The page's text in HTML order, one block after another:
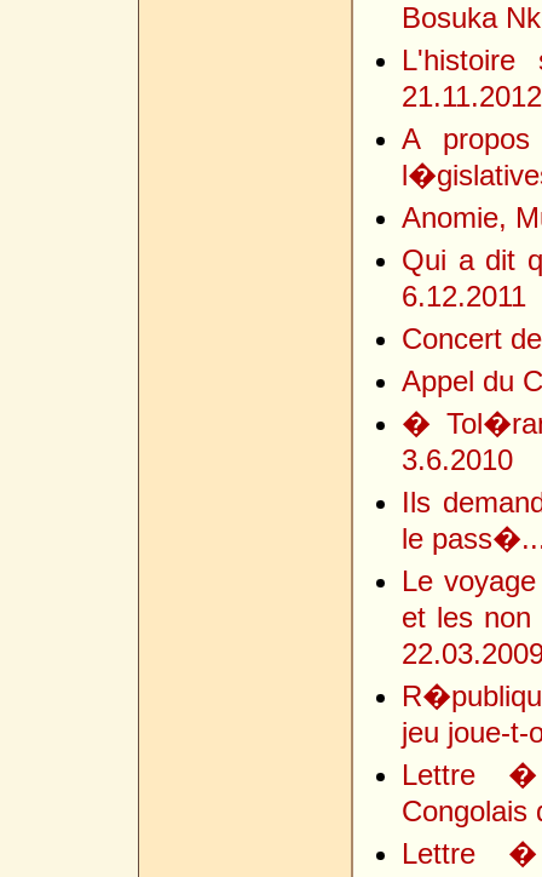
Bosuka
21.11.2012
A
Anomie,
Qui a dit
6.12.2011
Concert
Appel du
�
3.6.2010
Ils
le
Le
et les
jeu joue-t-
Lettre �
Lettre �